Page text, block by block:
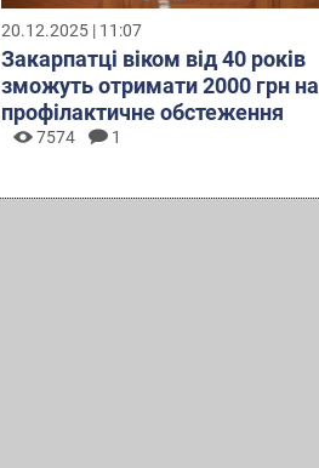
20.12.2025 | 11:07
Закарпатці віком від 40 років
зможуть отримати 2000 грн на
профілактичне обстеження
7574 1